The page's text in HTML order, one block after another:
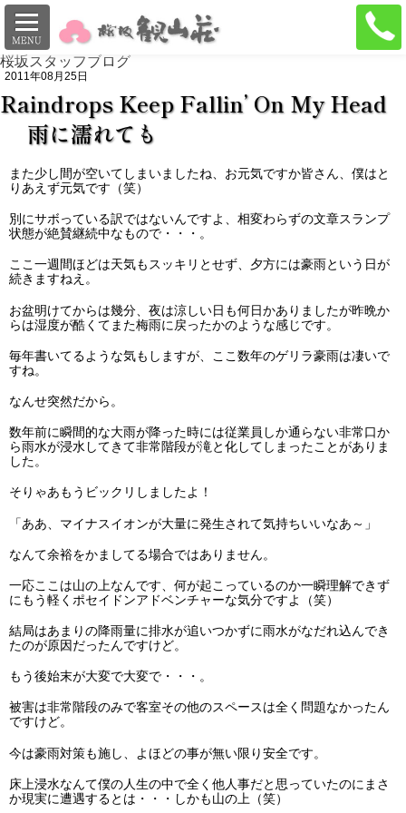
桜坂スタッフブログ
2011年08月25日
Raindrops Keep Fallin’ On My Head
雨に濡れても
また少し間が空いてしまいましたね、お元気ですか皆さん、僕はと
りあえず元気です（笑）
別にサボっている訳ではないんですよ、相変わらずの文章スランプ
状態が絶賛継続中なもので・・・。
ここ一週間ほどは天気もスッキリとせず、夕方には豪雨という日が
続きますねえ。
お盆明けてからは幾分、夜は涼しい日も何日かありましたが昨晩か
らは湿度が酷くてまた梅雨に戻ったかのような感じです。
毎年書いてるような気もしますが、ここ数年のゲリラ豪雨は凄いで
すね。
なんせ突然だから。
数年前に瞬間的な大雨が降った時には従業員しか通らない非常口か
ら雨水が浸水してきて非常階段が滝と化してしまったことがありま
した。
そりゃあもうビックリしましたよ！
「ああ、マイナスイオンが大量に発生されて気持ちいいなあ～」
なんて余裕をかましてる場合ではありません。
一応ここは山の上なんです、何が起こっているのか一瞬理解できず
にもう軽くポセイドンアドベンチャーな気分ですよ（笑）
結局はあまりの降雨量に排水が追いつかずに雨水がなだれ込んでき
たのが原因だったんですけど。
もう後始末が大変で大変で・・・。
被害は非常階段のみで客室その他のスペースは全く問題なかったん
ですけど。
今は豪雨対策も施し、よほどの事が無い限り安全です。
床上浸水なんて僕の人生の中で全く他人事だと思っていたのにまさ
か現実に遭遇するとは・・・しかも山の上（笑）
料理
イベント
ご案内
地図